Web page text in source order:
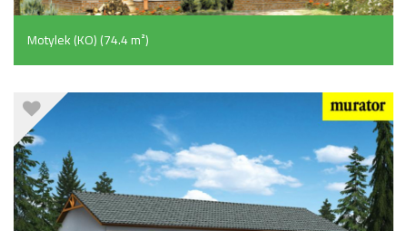
Motylek (KO) (74.4 m²)